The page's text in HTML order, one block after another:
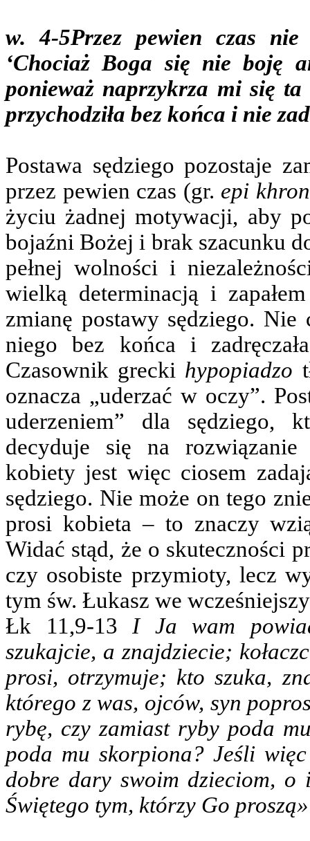
w. 4-5Przez pewien czas
‘Chociaż Boga się nie boję
ponieważ naprzykrza mi się
przychodziła bez końca i nie
Postawa sędziego pozostaje
przez pewien czas (gr. epi
życiu żadnej motywacji, aby
bojaźni Bożej i brak szacunku
pełnej wolności i
wielką determinacją i
zmianę postawy sędziego.
niego bez końca i
Czasownik grecki hypopiadzo
oznacza „uderzać w oczy”.
uderzeniem” dla sędziego,
decyduje się na rozwiązanie
kobiety jest więc ciosem
sędziego. Nie może on tego
prosi kobieta – to znaczy
Widać stąd, że o skuteczności
czy osobiste przymioty, lecz
tym św. Łukasz we
Łk 11,9-13 I Ja wam
szukajcie, a znajdziecie;
prosi, otrzymuje; kto szuka,
którego z was, ojców, syn
rybę, czy zamiast ryby poda
poda mu skorpiona? Jeśli
dobre dary swoim dzieciom,
Świętego tym, którzy Go proszą»